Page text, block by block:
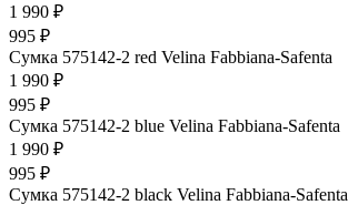
1 990 ₽
995 ₽
Сумка 575142-2 red Velina Fabbiana-Safenta
1 990 ₽
995 ₽
Сумка 575142-2 blue Velina Fabbiana-Safenta
1 990 ₽
995 ₽
Сумка 575142-2 black Velina Fabbiana-Safenta